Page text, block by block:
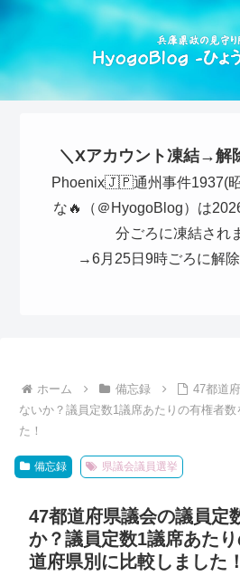
＼Xアカウント凍結→解
Phoenix🇯🇵通州事件1937(
な🔥（＠HyogoBlog）は
分ごろに凍結され
→6月25日9時ごろに解除
ホーム 備忘録
47都道
ないか？議員定数1議席あたりの有権者
た！
備忘録 県議会議員選挙
47都道府県議会の議員定
か？議員定数1議席あた
道府県別に比較しました！